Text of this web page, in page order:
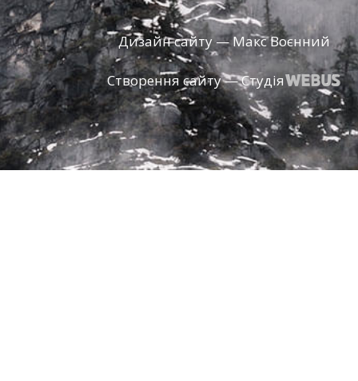
Дизайн сайту — Макс Воєнний
Створення сайту — Студія